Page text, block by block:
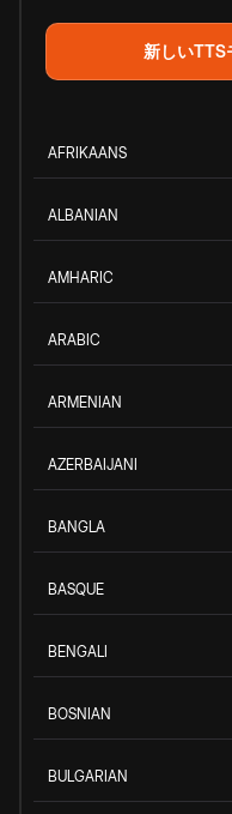
新しいTTS
AFRIKAANS
ALBANIAN
AMHARIC
ARABIC
ARMENIAN
AZERBAIJANI
BANGLA
BASQUE
BENGALI
BOSNIAN
BULGARIAN